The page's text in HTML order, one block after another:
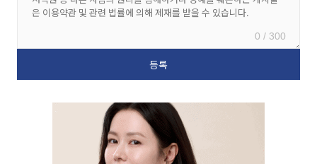
0 / 300